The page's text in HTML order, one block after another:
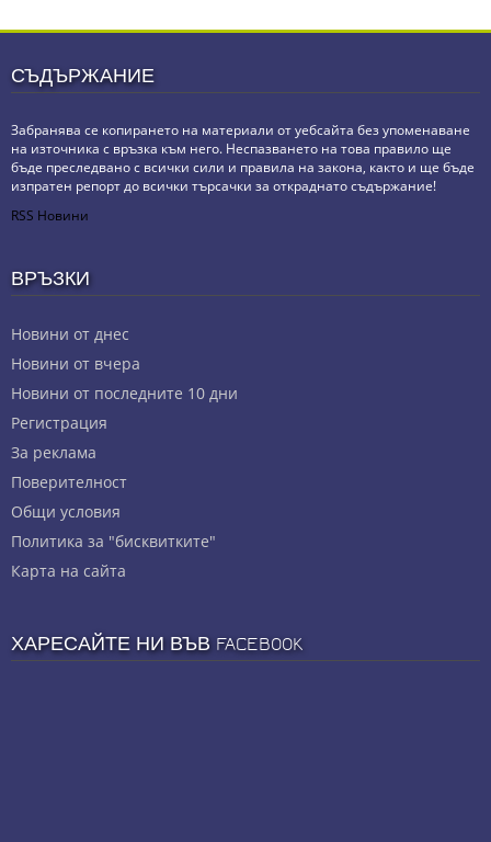
СЪДЪРЖАНИЕ
Забранява се копирането на материали от уебсайта без упоменаване
на източника с връзка към него. Неспазването на това правило ще
бъде преследвано с всички сили и правила на закона, както и ще бъде
изпратен репорт до всички търсачки за откраднато съдържание!
RSS Новини
ВРЪЗКИ
Новини от днес
Новини от вчера
Новини от последните 10 дни
Регистрация
За реклама
Πoвepитeлнocт
Общи условия
Политика за "бисквитките"
Карта на сайта
ХАРЕСАЙТЕ НИ ВЪВ FACEBOOK